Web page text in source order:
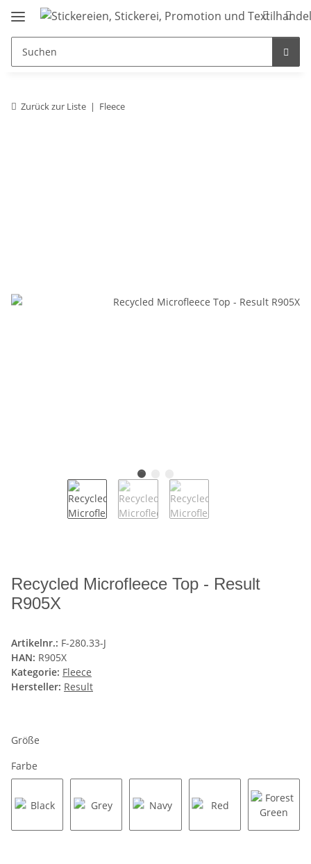
Zurück zur Liste Fleece
Recycled Microfleece Top - Result
R905X
Artikelnr.: F-280.33-J
HAN: R905X
Kategorie: Fleece
Hersteller: Result
Größe
Farbe